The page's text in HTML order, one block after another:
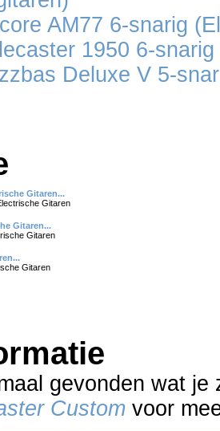
AM77 6-snarig
1950 6-
Deluxe V 5-
Gitaren...
Gitaren
Gitaren...
Gitaren
Gitaren
gevonden wat
Custom voor